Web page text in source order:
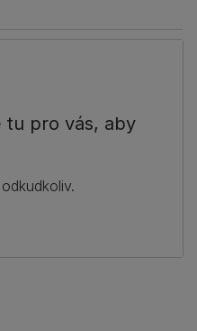
tu pro vás, aby